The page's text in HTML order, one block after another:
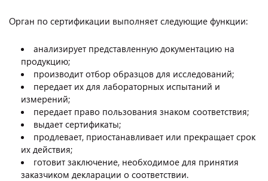
Орган по сертификации выполняет следующие функции:
анализирует представленную документацию на
продукцию;
производит отбор образцов для исследований;
передает их для лабораторных испытаний и
измерений;
передает право пользования знаком соответствия;
выдает сертификаты;
продлевает, приостанавливает или прекращает срок
их действия;
готовит заключение, необходимое для принятия
заказчиком декларации о соответствии.